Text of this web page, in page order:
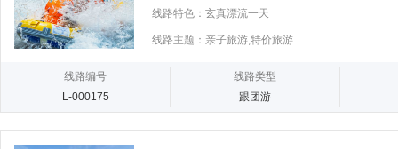
线路特色：玄真漂流一天
线路主题：亲子旅游,特价旅游
线路编号
L-000175
线路类型
跟团游